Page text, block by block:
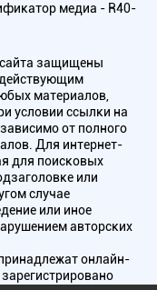
медиа - R40-
защищены
действующим
материалов,
условии ссылки на
от полного
Для интернет-
для поисковых
или
случае
или иное
авторских
онлайн-